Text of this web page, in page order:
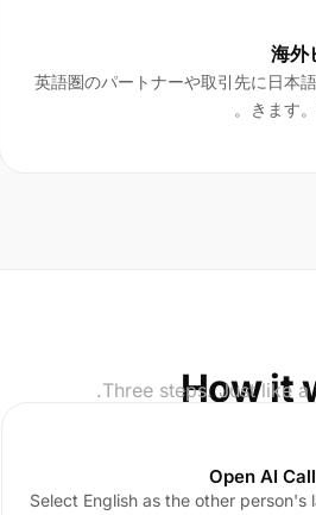
海外
英語圏のパートナーや取引先に日本
きます。
How it
Three steps. Just like a
Open AI
Select English as the other person's